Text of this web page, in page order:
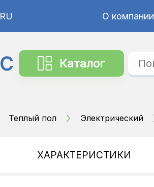
RU О компании
Каталог
Теплый пол Электрический
ХАРАКТЕРИСТИКИ